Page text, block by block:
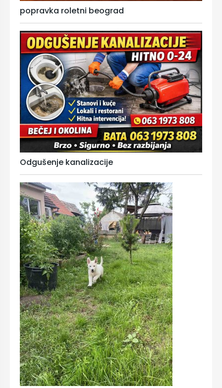
popravka roletni beograd
Odgušenje kanalizacije